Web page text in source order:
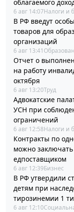
облагаемого
6 авг 14:07Налоги и
В РФ введут
товаров для
организаций
6 авг 13:41
Отчет о
на работу
октября
6 авг 13:20Труд
Адвокатские
УСН при
ограничений
6 авг 12:58Налоги и
Контракты по
можно
едпоставщиком
6 авг 12:39Бизнес
В РФ утвердили
детям при
тирозинемии 1
6 авг 12:10